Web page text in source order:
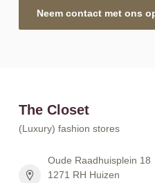
Neem contact met ons
The Closet
(Luxury) fashion stores
Oude Raadhuisplein 18
1271 RH Huizen